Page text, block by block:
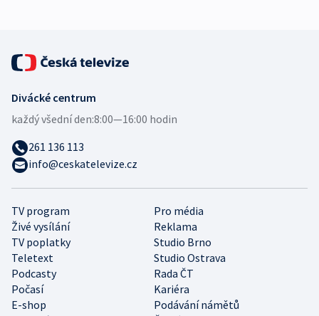
TV program
Pro média
Živé vysílání
Reklama
TV poplatky
Studio Brno
Teletext
Studio Ostrava
Podcasty
Rada ČT
Počasí
Kariéra
E-shop
Podávání námětů
Divácké centrum
každý všední den:8:00—16:00 hodin
261 136 113
info@ceskatelevize.cz